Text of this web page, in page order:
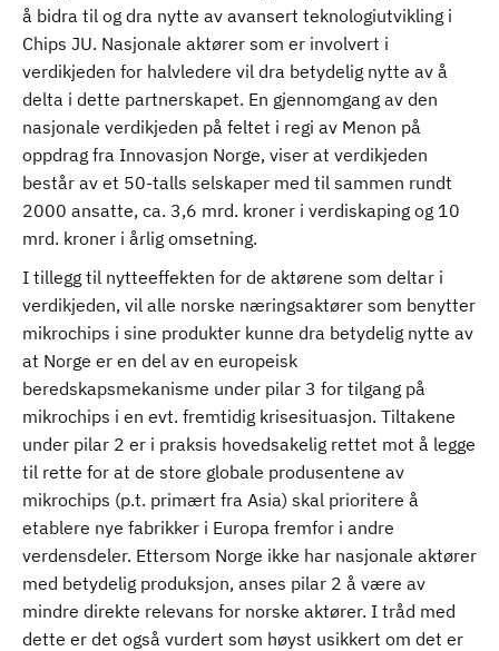
å bidra til og dra nytte av avansert teknologiutvikling i
Chips JU. Nasjonale aktører som er involvert i
verdikjeden for halvledere vil dra betydelig nytte av å
delta i dette partnerskapet. En gjennomgang av den
nasjonale verdikjeden på feltet i regi av Menon på
oppdrag fra Innovasjon Norge, viser at verdikjeden
består av et 50-talls selskaper med til sammen rundt
2000 ansatte, ca. 3,6 mrd. kroner i verdiskaping og 10
mrd. kroner i årlig omsetning.
I tillegg til nytteeffekten for de aktørene som deltar i
verdikjeden, vil alle norske næringsaktører som benytter
mikrochips i sine produkter kunne dra betydelig nytte av
at Norge er en del av en europeisk
beredskapsmekanisme under pilar 3 for tilgang på
mikrochips i en evt. fremtidig krisesituasjon. Tiltakene
under pilar 2 er i praksis hovedsakelig rettet mot å legge
til rette for at de store globale produsentene av
mikrochips (p.t. primært fra Asia) skal prioritere å
etablere nye fabrikker i Europa fremfor i andre
verdensdeler. Ettersom Norge ikke har nasjonale aktører
med betydelig produksjon, anses pilar 2 å være av
mindre direkte relevans for norske aktører. I tråd med
dette er det også vurdert som høyst usikkert om det er